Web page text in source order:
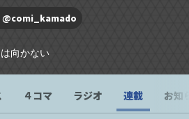
@comi_kamado
向かない
４コマ ラジオ 連載 お知